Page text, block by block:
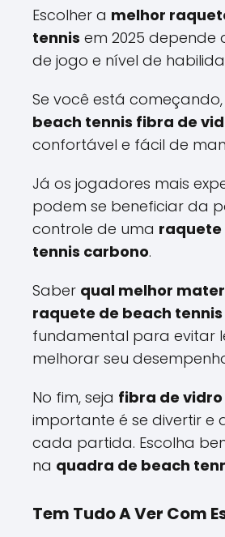
Escolher a melhor
tennis em 2025 depende
de jogo e nível de
Se você está
beach tennis fibra de
confortável e fácil de
Já os jogadores mais
podem se beneficiar da
controle de uma raquete
tennis carbono.
Saber qual melhor
raquete de beach tennis
fundamental para evitar
melhorar seu
No fim, seja fibra de
importante é se divertir e
cada partida. Escolha
na quadra de beach
Tem Tudo A Ver Com